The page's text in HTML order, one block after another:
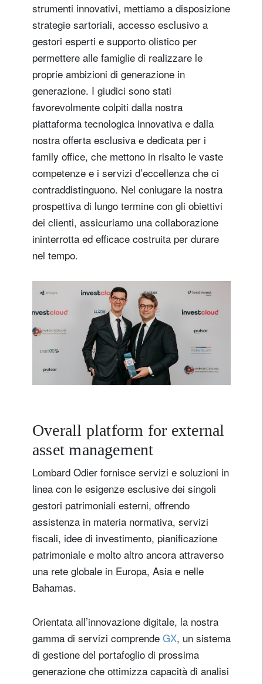
strumenti innovativi, mettiamo a disposizione
strategie sartoriali, accesso esclusivo a
gestori esperti e supporto olistico per
permettere alle famiglie di realizzare le
proprie ambizioni di generazione in
generazione. I giudici sono stati
favorevolmente colpiti dalla nostra
piattaforma tecnologica innovativa e dalla
nostra offerta esclusiva e dedicata per i
family office, che mettono in risalto le vaste
competenze e i servizi d’eccellenza che ci
contraddistinguono. Nel coniugare la nostra
prospettiva di lungo termine con gli obiettivi
dei clienti, assicuriamo una collaborazione
ininterrotta ed efficace costruita per durare
nel tempo.
Overall platform for external
asset management
Lombard Odier fornisce servizi e soluzioni in
linea con le esigenze esclusive dei singoli
gestori patrimoniali esterni, offrendo
assistenza in materia normativa, servizi
fiscali, idee di investimento, pianificazione
patrimoniale e molto altro ancora attraverso
una rete globale in Europa, Asia e nelle
Bahamas.
Orientata all’innovazione digitale, la nostra
gamma di servizi comprende GX, un sistema
di gestione del portafoglio di prossima
generazione che ottimizza capacità di analisi